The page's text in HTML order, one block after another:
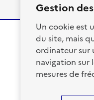
Gestion
Un cookie est
du site, mais
ordinateur sur
navigation sur
mesures de